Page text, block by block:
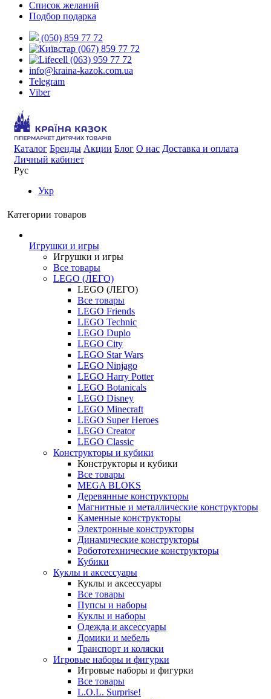
Список желаний
Подбор подарка
(050) 859 77 72
(067) 859 77 72
(063) 959 77 72
info@kraina-kazok.com.ua
Telegram
Viber
Каталог Бренды Акции Блог О нас Доставка и оплата
Личный кабинет
Рус
Укр
Категории товаров
Игрушки и игры
Игрушки и игры
Все товары
LEGO (ЛЕГО)
LEGO (ЛЕГО)
Все товары
LEGO Friends
LEGO Technic
LEGO Duplo
LEGO City
LEGO Star Wars
LEGO Ninjago
LEGO Harry Potter
LEGO Botanicals
LEGO Disney
LEGO Minecraft
LEGO Super Heroes
LEGO Creator
LEGO Classic
Конструкторы и кубики
Конструкторы и кубики
Все товары
MEGA BLOKS
Деревянные конструкторы
Магнитные и металлические конструкторы
Каменные конструкторы
Электронные конструкторы
Динамические конструкторы
Робототехнические конструкторы
Кубики
Куклы и аксессуары
Куклы и аксессуары
Все товары
Пупсы и наборы
Куклы и наборы
Одежда и аксессуары
Домики и мебель
Транспорт и коляски
Игровые наборы и фигурки
Игровые наборы и фигурки
Все товары
L.O.L. Surprise!